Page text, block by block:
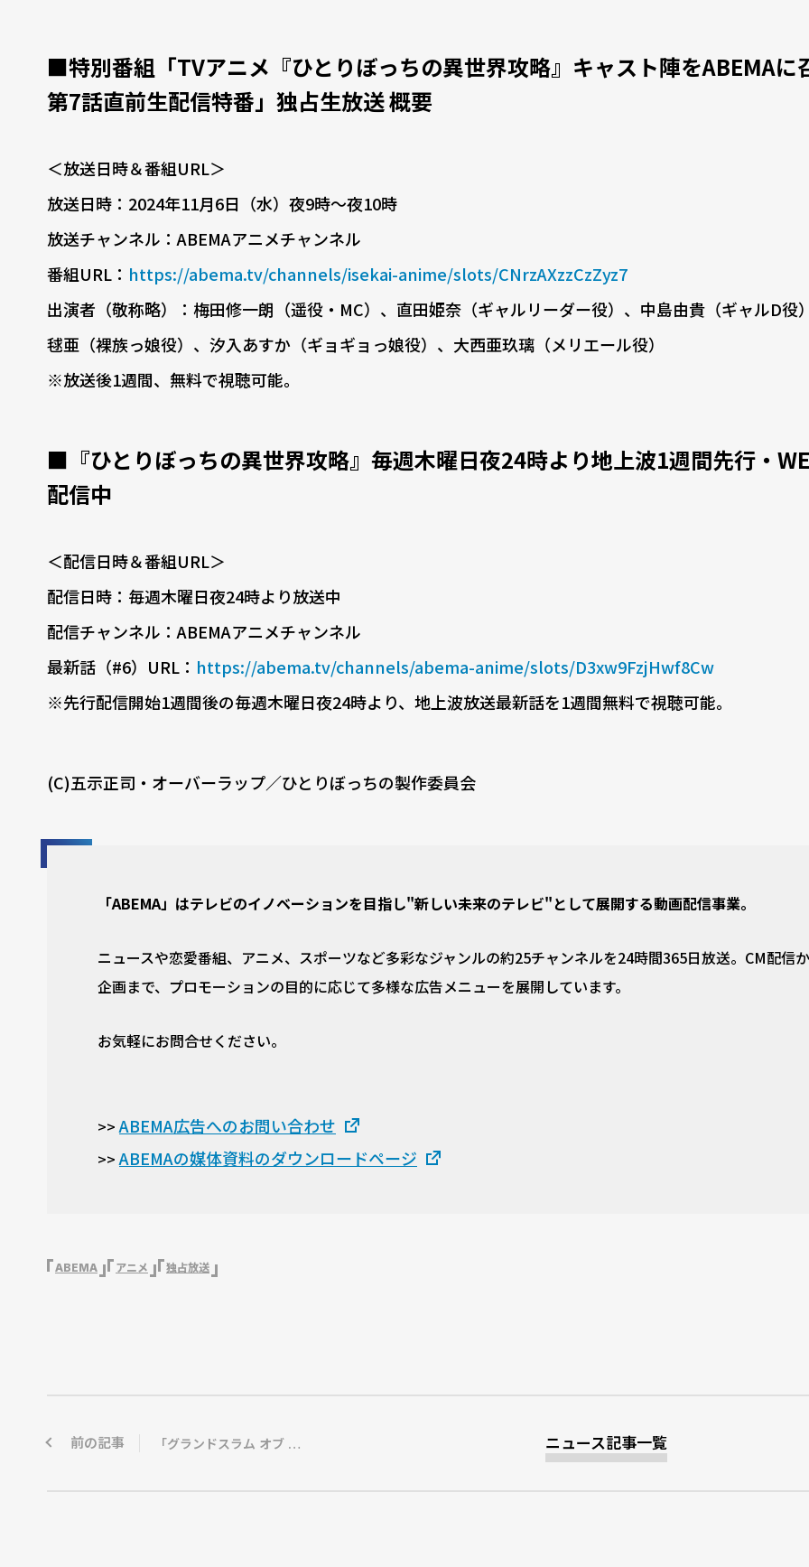
■特別番組「TVアニメ『ひとりぼっちの異世界攻略』キャスト陣をABEMAに
第7話直前生配信特番」独占生放送 概要
＜放送日時＆番組URL＞
放送日時：2024年11月6日（水）夜9時〜夜10時
放送チャンネル：ABEMAアニメチャンネル
番組URL： https://abema.tv/channels/isekai-anime/slots/CNrzAXzzCzZyz7
出演者（敬称略）：梅田修一朗（遥役・MC）、直田姫奈（ギャルリーダー役）、中島由貴（ギャルD役
毬亜（裸族っ娘役）、汐入あすか（ギョギョっ娘役）、大西亜玖璃（メリエール役）
※放送後1週間、無料で視聴可能。
■『ひとりぼっちの異世界攻略』毎週木曜日夜24時より地上波1週間先行・
配信中
＜配信日時＆番組URL＞
配信日時：毎週木曜日夜24時より放送中
配信チャンネル：ABEMAアニメチャンネル
最新話（#6）URL： https://abema.tv/channels/abema-anime/slots/D3xw9FzjHwf8Cw
※先行配信開始1週間後の毎週木曜日夜24時より、地上波放送最新話を1週間無料で視聴可能。
(C)五示正司・オーバーラップ／ひとりぼっちの製作委員会
「ABEMA」はテレビのイノベーションを目指し"新しい未来のテレビ"として展開する動画配信事業。
ニュースや恋愛番組、アニメ、スポーツなど多彩なジャンルの約25チャンネルを24時間365日放送。CM配信
企画まで、プロモーションの目的に応じて多様な広告メニューを展開しています。
お気軽にお問合せください。
>> ABEMA広告へのお問い合わせ
>> ABEMAの媒体資料のダウンロードページ
ABEMA アニメ 独占放送
前の記事 「グランドスラム オブ カーリング2024-2025」カナディアンオープンのロコ・ソラーレ出場全試合をABEMAで無料生中継…ゲストに川口ゆりな ニュース記事一覧